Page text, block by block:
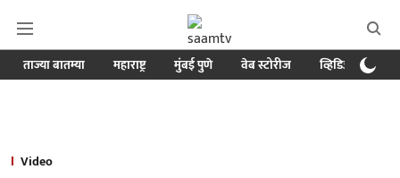
ताज्या बातम्या महाराष्ट्र मुंबई पुणे वेब स्टोरीज व्हिडिओ
Video